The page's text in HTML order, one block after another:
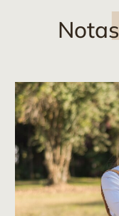
Notas